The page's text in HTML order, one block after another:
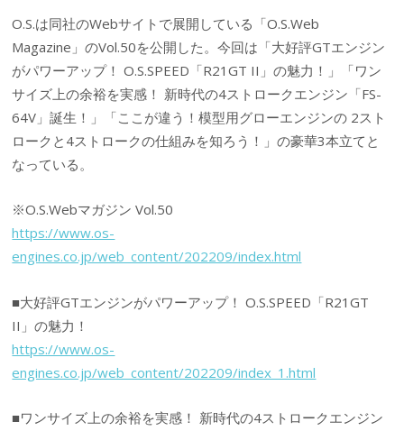
O.S.は同社のWebサイトで展開している「O.S.Web
Magazine」のVol.50を公開した。今回は「大好評GTエンジン
がパワーアップ！ O.S.SPEED「R21GT II」の魅力！」「ワン
サイズ上の余裕を実感！ 新時代の4ストロークエンジン「FS-
64V」誕生！」「ここが違う！模型用グローエンジンの 2スト
ロークと4ストロークの仕組みを知ろう！」の豪華3本立てと
なっている。
※O.S.Webマガジン Vol.50
https://www.os-
engines.co.jp/web_content/202209/index.html
■大好評GTエンジンがパワーアップ！ O.S.SPEED「R21GT
II」の魅力！
https://www.os-
engines.co.jp/web_content/202209/index_1.html
■ワンサイズ上の余裕を実感！ 新時代の4ストロークエンジン